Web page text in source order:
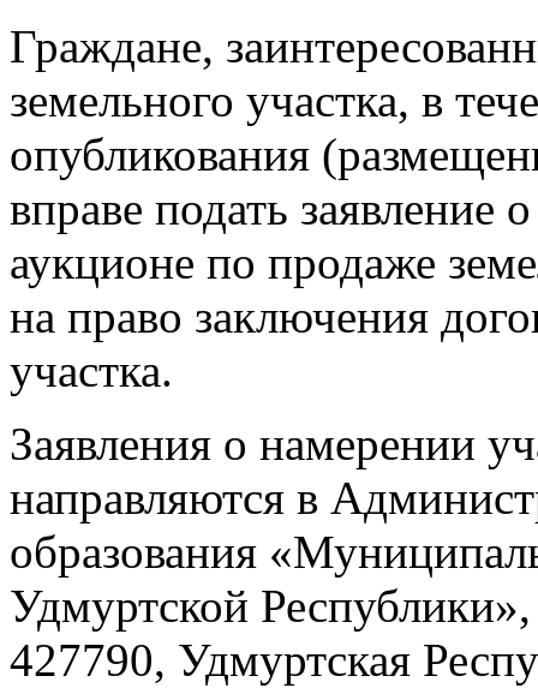
Граждане,
земельного участка, в
опубликования
вправе подать заявление
аукционе по продаже
на право заключения
участка.
Заявления о намерении
направляются в
образования
Удмуртской
427790, Удмуртская